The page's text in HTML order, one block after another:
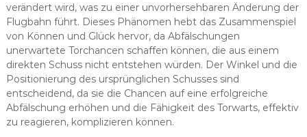
verändert wird, was zu einer unvorhersehbaren Änderung der
Flugbahn führt. Dieses Phänomen hebt das Zusammenspiel
von Können und Glück hervor, da Abfälschungen
unerwartete Torchancen schaffen können, die aus einem
direkten Schuss nicht entstehen würden. Der Winkel und die
Positionierung des ursprünglichen Schusses sind
entscheidend, da sie die Chancen auf eine erfolgreiche
Abfälschung erhöhen und die Fähigkeit des Torwarts, effektiv
zu reagieren, komplizieren können.